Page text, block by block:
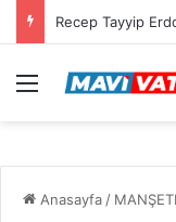
Menü
Anasayfa /